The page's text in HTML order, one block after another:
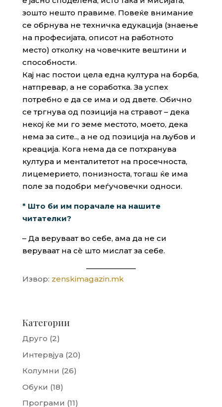
зошто нешто правиме. Повеќе внимание
се обрнува не техничка едукација (знаење
на професијата, описот на работното
место) отколку на човечките вештини и
способности.
Кај нас постои цела една култура на борба,
натпревар, а не соработка. За успех
потребно е да се има и од двете. Обично
се тргнува од позиција на стравот – дека
некој ќе ми го земе местото, моето, дека
нема за сите.., а не од позиција на љубов и
креација. Кога нема да се потхранува
култура и менталитетот на просечноста,
лицемерието, понизноста, тогаш ќе има
поле за подобри меѓучовечки односи.
* Што би им порачале на нашите
читателки?
– Да веруваат во себе, ама да не си
веруваат на сѐ што мислат за себе.
Извор: zenskimagazin.mk
Категории
Друго (2)
Интервјуа (20)
Колумни (26)
Обуки (18)
Програми (11)